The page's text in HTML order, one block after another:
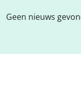
Geen nieuws